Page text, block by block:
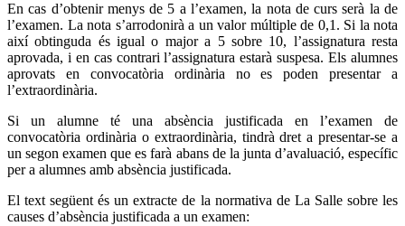
En cas d’obtenir menys de 5 a l’examen, la nota de curs serà la de
l’examen. La nota s’arrodonirà a un valor múltiple de 0,1. Si la nota
així obtinguda és igual o major a 5 sobre 10, l’assignatura resta
aprovada, i en cas contrari l’assignatura estarà suspesa. Els alumnes
aprovats en convocatòria ordinària no es poden presentar a
l’extraordinària.
Si un alumne té una absència justificada en l’examen de
convocatòria ordinària o extraordinària, tindrà dret a presentar-se a
un segon examen que es farà abans de la junta d’avaluació, específic
per a alumnes amb absència justificada.
El text següent és un extracte de la normativa de La Salle sobre les
causes d’absència justificada a un examen: